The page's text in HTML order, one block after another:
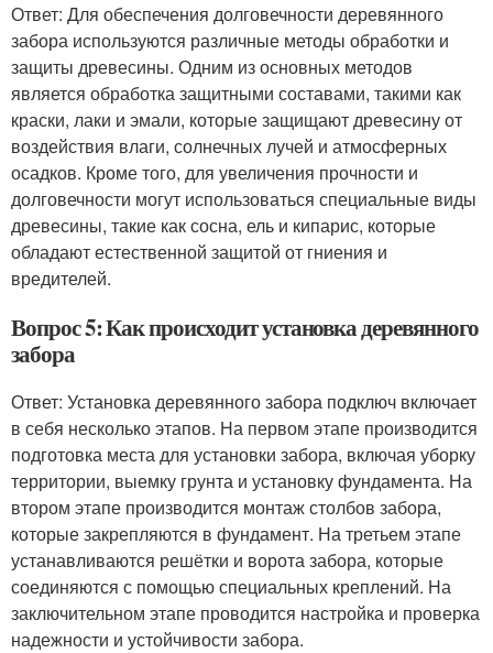
Ответ: Для обеспечения долговечности деревянного
забора используются различные методы обработки и
защиты древесины. Одним из основных методов
является обработка защитными составами, такими как
краски, лаки и эмали, которые защищают древесину от
воздействия влаги, солнечных лучей и атмосферных
осадков. Кроме того, для увеличения прочности и
долговечности могут использоваться специальные виды
древесины, такие как сосна, ель и кипарис, которые
обладают естественной защитой от гниения и
вредителей.
Вопрос 5: Как происходит установка деревянного
забора
Ответ: Установка деревянного забора подключ включает
в себя несколько этапов. На первом этапе производится
подготовка места для установки забора, включая уборку
территории, выемку грунта и установку фундамента. На
втором этапе производится монтаж столбов забора,
которые закрепляются в фундамент. На третьем этапе
устанавливаются решётки и ворота забора, которые
соединяются с помощью специальных креплений. На
заключительном этапе проводится настройка и проверка
надежности и устойчивости забора.